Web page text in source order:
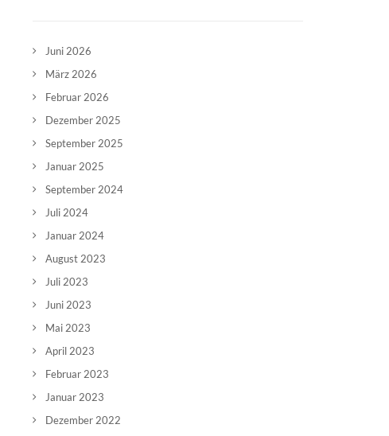
Juni 2026
März 2026
Februar 2026
Dezember 2025
September 2025
Januar 2025
September 2024
Juli 2024
Januar 2024
August 2023
Juli 2023
Juni 2023
Mai 2023
April 2023
Februar 2023
Januar 2023
Dezember 2022